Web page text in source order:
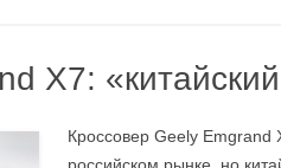
X7:
Кроссовер Geely Emgrand